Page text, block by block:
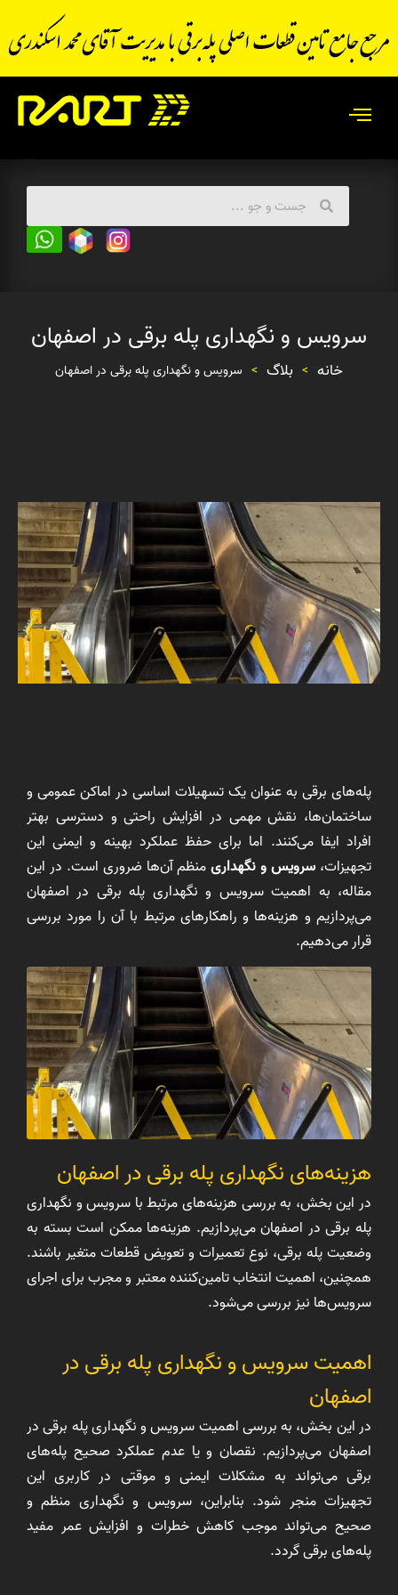
سرویس و نگهداری پله برقی در اصفهان
خانه > بلاگ > سرویس و نگهداری پله برقی در اصفهان
پله‌های برقی به عنوان یک تسهیلات اساسی در اماکن عمومی و
ساختمان‌ها، نقش مهمی در افزایش راحتی و دسترسی بهتر
افراد ایفا می‌کنند. اما برای حفظ عملکرد بهینه و ایمنی این
تجهیزات، سرویس و نگهداریمنظم آن‌ها ضروری است. در این
مقاله، به اهمیت سرویس و نگهداری پله برقی در اصفهان
می‌پردازیم و هزینه‌ها و راهکارهای مرتبط با آن را مورد بررسی
قرار می‌دهیم.
هزینه‌های نگهداری پله برقی در اصفهان
در این بخش، به بررسی هزینه‌های مرتبط با سرویس و نگهداری
پله برقی در اصفهان می‌پردازیم. هزینه‌ها ممکن است بسته به
وضعیت پله برقی، نوع تعمیرات و تعویض قطعات متغیر باشند.
همچنین، اهمیت انتخاب تامین‌کننده معتبر و مجرب برای اجرای
سرویس‌ها نیز بررسی می‌شود.
اهمیت سرویس و نگهداری پله برقی در
اصفهان
در این بخش، به بررسی اهمیت سرویس و نگهداری پله برقی در
اصفهان می‌پردازیم. نقصان و یا عدم عملکرد صحیح پله‌های
برقی می‌تواند به مشکلات ایمنی و موقتی در کاربری این
تجهیزات منجر شود. بنابراین، سرویس و نگهداری منظم و
صحیح می‌تواند موجب کاهش خطرات و افزایش عمر مفید
پله‌های برقی گردد.